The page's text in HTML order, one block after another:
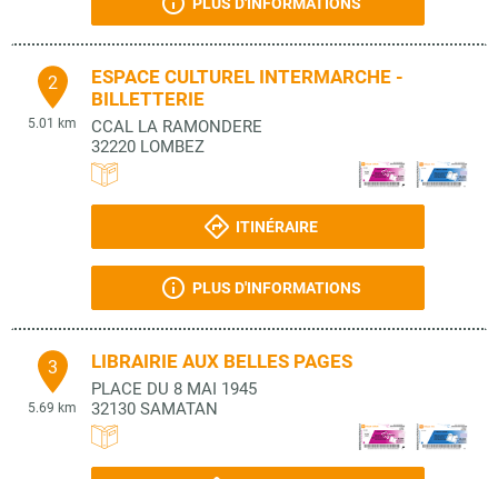
2
5.01 km
ESPACE CULTUREL INTERMARCHE -
BILLETTERIE
CCAL LA RAMONDERE
32220 LOMBEZ
ITINÉRAIRE
PLUS D'INFORMATIONS
3
5.69 km
LIBRAIRIE AUX BELLES PAGES
PLACE DU 8 MAI 1945
32130 SAMATAN